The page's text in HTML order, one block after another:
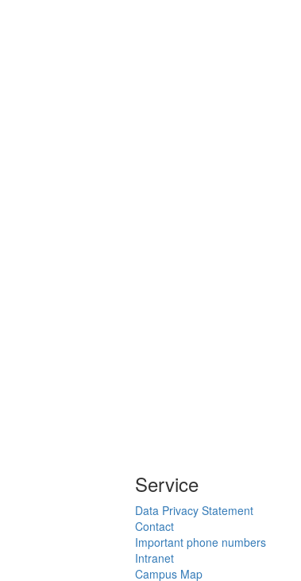
Service
Data Privacy Statement
Contact
Important phone numbers
Intranet
Campus Map